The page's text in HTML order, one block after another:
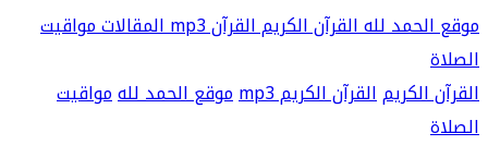
موقع الحمد للهالقرآن الكريمالقرآن mp3 المقالاتمواقيت
الصلاة
القرآن الكريمالقرآن الكريم mp3 موقع الحمد للهمواقيت
الصلاة